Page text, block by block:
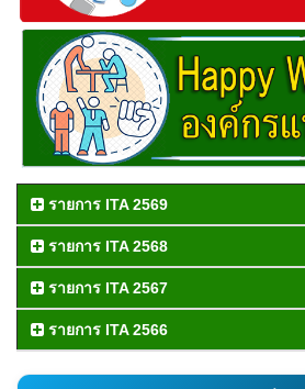
รายการ ITA 2569
รายการ ITA 2568
รายการ ITA 2567
รายการ ITA 2566